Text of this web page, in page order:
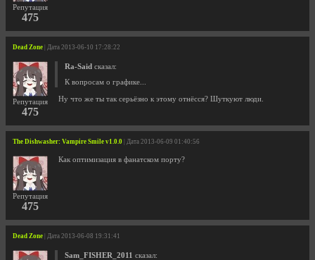
Репутация
475
Dead Zone | Дата 2013-06-10 17:28:22
Репутация
475
Ra-Said сказал:
К вопросам о графике...
Ну что же ты так серьёзно к этому отнёсся? Шуткуют люди.
The Dishwasher: Vampire Smile v1.0.0 | Дата 2013-06-09 01:40:56
Репутация
475
Как оптимизация в фанатском порту?
Dead Zone | Дата 2013-06-08 19:31:41
Sam_FISHER_2011 сказал: